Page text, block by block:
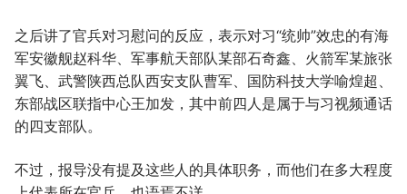
之后讲了官兵对习慰问的反应，表示对习“统帅”效忠的有海
军安徽舰赵科华、军事航天部队某部石奇鑫、火箭军某旅张
翼飞、武警陕西总队西安支队曹军、国防科技大学喻煌超、
东部战区联指中心王加发，其中前四人是属于与习视频通话
的四支部队。
不过，报导没有提及这些人的具体职务，而他们在多大程度